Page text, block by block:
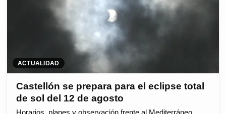
ACTUALIDAD
Castellón se prepara para el eclipse total
de sol del 12 de agosto
Horarios, planes y observación frente al Mediterráneo.